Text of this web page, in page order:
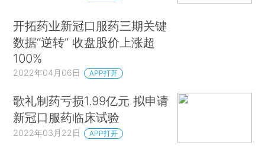
开拓药业新冠口服药三期关键
数据“逆转” 收盘股价上涨超
100%
2022年04月06日 APP打开
歌礼制药亏损1.99亿元 拟申请
新冠口服药临床试验
2022年03月22日 APP打开